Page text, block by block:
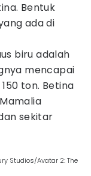
Bentuk
ada di
biru adalah
mencapai
ton. Betina
sekitar
Studios/Avatar 2: The